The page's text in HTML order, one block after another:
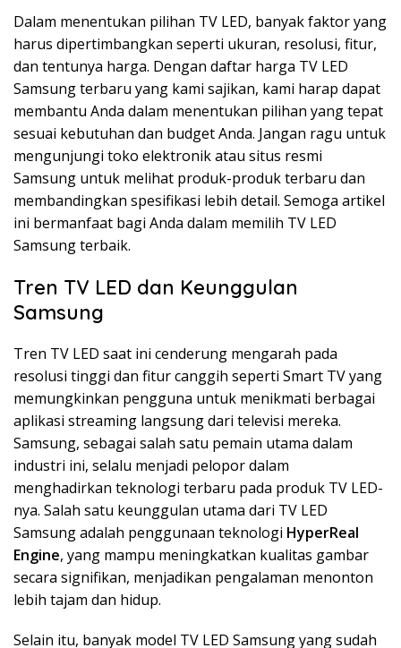
Dalam menentukan pilihan TV LED, banyak faktor yang
harus dipertimbangkan seperti ukuran, resolusi, fitur,
dan tentunya harga. Dengan daftar harga TV LED
Samsung terbaru yang kami sajikan, kami harap dapat
membantu Anda dalam menentukan pilihan yang tepat
sesuai kebutuhan dan budget Anda. Jangan ragu untuk
mengunjungi toko elektronik atau situs resmi
Samsung untuk melihat produk-produk terbaru dan
membandingkan spesifikasi lebih detail. Semoga artikel
ini bermanfaat bagi Anda dalam memilih TV LED
Samsung terbaik.
Tren TV LED dan Keunggulan
Samsung
Tren TV LED saat ini cenderung mengarah pada
resolusi tinggi dan fitur canggih seperti Smart TV yang
memungkinkan pengguna untuk menikmati berbagai
aplikasi streaming langsung dari televisi mereka.
Samsung, sebagai salah satu pemain utama dalam
industri ini, selalu menjadi pelopor dalam
menghadirkan teknologi terbaru pada produk TV LED-
nya. Salah satu keunggulan utama dari TV LED
Samsung adalah penggunaan teknologi HyperReal
Engine, yang mampu meningkatkan kualitas gambar
secara signifikan, menjadikan pengalaman menonton
lebih tajam dan hidup.
Selain itu, banyak model TV LED Samsung yang sudah